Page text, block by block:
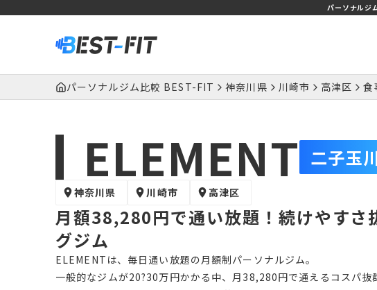
パーソナルジ
パーソナルジム比較 BEST-FIT 神奈川県 川崎市 高津区 食
ELEMENT 二子玉
神奈川県 川崎市 高津区
月額38,280円で通い放題！続けやすさ
グジム
ELEMENTは、毎日通い放題の月額制パーソナルジム。
一般的なジムが20?30万円かかる中、月38,280円で通えるコスパ抜